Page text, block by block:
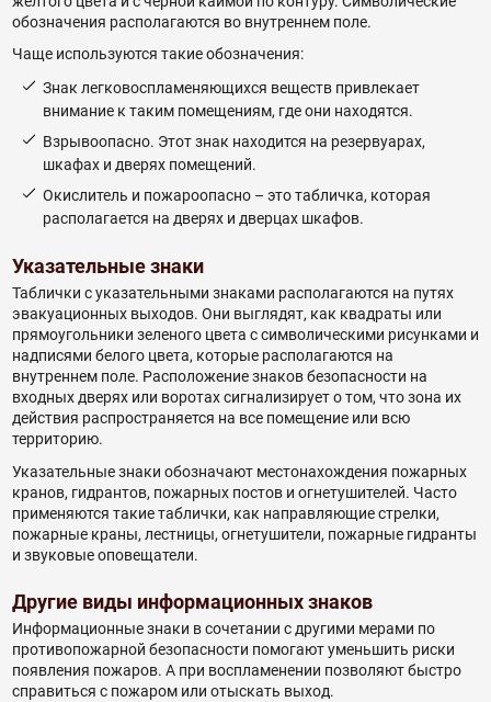
обозначения располагаются во внутреннем поле.
Чаще используются такие обозначения:
Знак легковоспламеняющихся веществ привлекает
внимание к таким помещениям, где они находятся.
Взрывоопасно. Этот знак находится на резервуарах,
шкафах и дверях помещений.
Окислитель и пожароопасно – это табличка, которая
располагается на дверях и дверцах шкафов.
Указательные знаки
Таблички с указательными знаками располагаются на путях
эвакуационных выходов. Они выглядят, как квадраты или
прямоугольники зеленого цвета с символическими рисунками и
надписями белого цвета, которые располагаются на
внутреннем поле. Расположение знаков безопасности на
входных дверях или воротах сигнализирует о том, что зона их
действия распространяется на все помещение или всю
территорию.
Указательные знаки обозначают местонахождения пожарных
кранов, гидрантов, пожарных постов и огнетушителей. Часто
применяются такие таблички, как направляющие стрелки,
пожарные краны, лестницы, огнетушители, пожарные гидранты
и звуковые оповещатели.
Другие виды информационных знаков
Информационные знаки в сочетании с другими мерами по
противопожарной безопасности помогают уменьшить риски
появления пожаров. А при воспламенении позволяют быстро
справиться с пожаром или отыскать выход.